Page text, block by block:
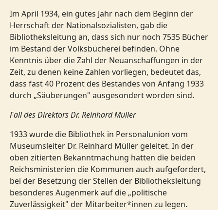
Im April 1934, ein gutes Jahr nach dem Beginn der
Herrschaft der Nationalsozialisten, gab die
Bibliotheksleitung an, dass sich nur noch 7535 Bücher
im Bestand der Volksbücherei befinden. Ohne
Kenntnis über die Zahl der Neuanschaffungen in der
Zeit, zu denen keine Zahlen vorliegen, bedeutet das,
dass fast 40 Prozent des Bestandes von Anfang 1933
durch „Säuberungen" ausgesondert worden sind.
Fall des Direktors Dr. Reinhard Müller
1933 wurde die Bibliothek in Personalunion vom
Museumsleiter Dr. Reinhard Müller geleitet. In der
oben zitierten Bekanntmachung hatten die beiden
Reichsministerien die Kommunen auch aufgefordert,
bei der Besetzung der Stellen der Bibliotheksleitung
besonderes Augenmerk auf die „politische
Zuverlässigkeit" der Mitarbeiter*innen zu legen.